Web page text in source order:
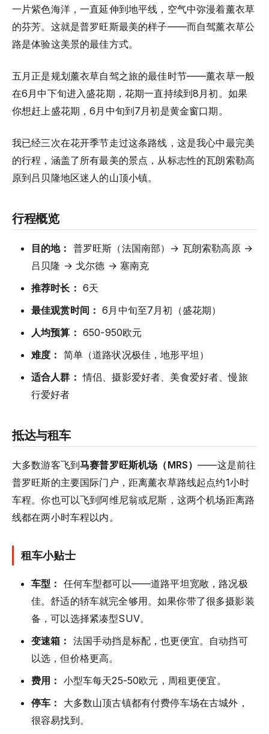
一片紫色海洋，一直延伸到地平线，空气中弥漫着薰衣草
的芬芳。这就是普罗旺斯最美的样子——而自驾薰衣草公
路是体验这美景的最佳方式。
五月正是规划薰衣草自驾之旅的最佳时节——薰衣草一般
在6月中下旬进入盛花期，花期一直持续到8月初。如果
你想赶上盛花期，6月中旬到7月初是黄金窗口期。
我已经三次在花开季节走过这条路线，这是我心中最完美
的行程，涵盖了所有最美的景点，从标志性的瓦朗索勒高
原到吕贝隆地区迷人的山顶小镇。
行程概览
目的地： 普罗旺斯（法国南部）→ 瓦朗索勒高原 →
吕贝隆 → 戈尔德 → 塞南克
推荐时长： 6天
最佳观赏时间： 6月中旬至7月初（盛花期）
人均预算： 650-950欧元
难度： 简单（道路状况极佳，地形平坦）
适合人群： 情侣、摄影爱好者、美食爱好者、慢旅
行爱好者
抵达与租车
大多数游客飞到马赛普罗旺斯机场（MRS）——这是前往
普罗旺斯的主要国际门户，距离薰衣草路线起点约1小时
车程。你也可以飞到阿维尼翁或尼斯，这两个机场距离路
线都在两小时车程以内。
租车小贴士
车型： 任何车型都可以——道路平坦宽敞，路况极
佳。舒适的轿车就完全够用。如果你带了很多摄影装
备，可以选择紧凑型SUV。
变速箱： 法国手动挡是标配，也更便宜。自动挡可
以选，但价格更高。
费用： 小型车每天25-50欧元，周租更便宜。
停车：
大多数山顶古镇都有付费停车场在古城外，
很容易找到。